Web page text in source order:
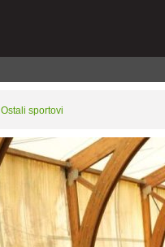
Ostali sportovi